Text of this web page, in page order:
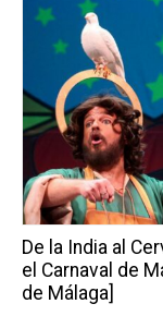
De la India al
el Carnaval de
de Málaga]